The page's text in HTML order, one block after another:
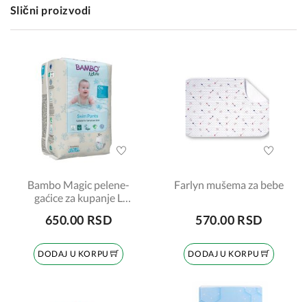
Slični proizvodi
Bambo Magic pelene-
gaćice za kupanje L
650.00 RSD
DODAJ U KORPU
Farlyn mušema za bebe
570.00 RSD
DODAJ U KORPU